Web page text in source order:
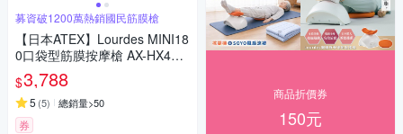
募資破1200萬熱銷國民筋膜槍
【日本ATEX】Lourdes MINI18
0口袋型筋膜按摩槍 AX-HX450
(附肩背伸縮桿)-3色任選
$3,788
5 (5) 總銷量>50
券
商品折價券
150元